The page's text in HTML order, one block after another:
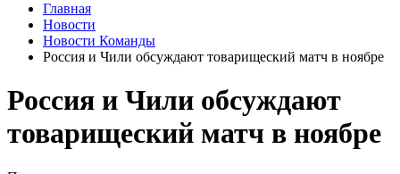
Главная
Новости
Новости Команды
Россия и Чили обсуждают товарищеский матч в ноябре
Россия и Чили обсуждают
товарищеский матч в ноябре